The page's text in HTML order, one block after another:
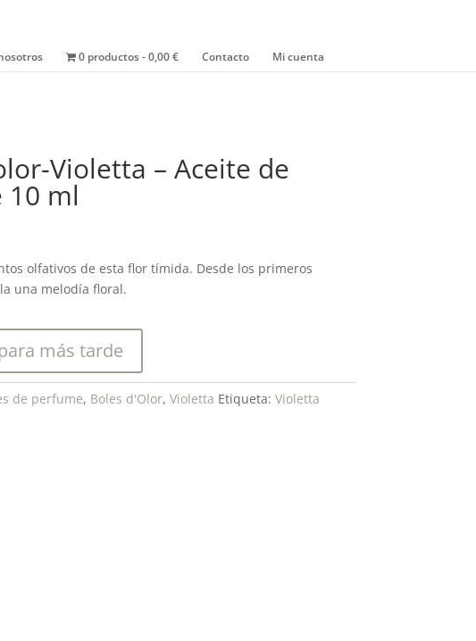
0 productos 0,00 € Contacto Mi cuenta
Violetta – Aceite de
10 ml
olfativos de esta flor tímida. Desde los primeros
una melodía floral.
más tarde
de perfume, Boles d'Olor, Violetta Etiqueta: Violetta